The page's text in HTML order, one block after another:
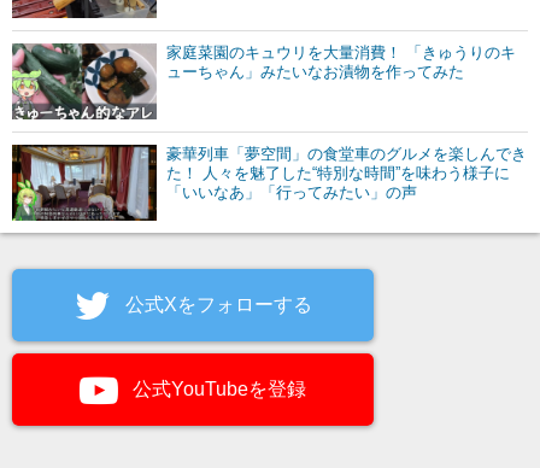
家庭菜園のキュウリを大量消費！ 「きゅうりのキ
ューちゃん」みたいなお漬物を作ってみた
豪華列車「夢空間」の食堂車のグルメを楽しんでき
た！ 人々を魅了した“特別な時間”を味わう様子に
「いいなあ」「行ってみたい」の声
公式Xをフォローする
公式YouTubeを登録